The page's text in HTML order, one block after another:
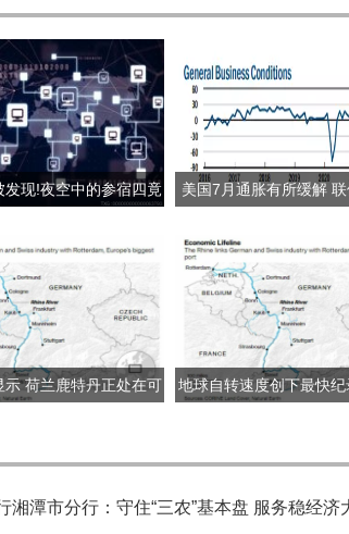
发现!夜空中的参宿四竟
美国7月通胀有所缓解
示 荷兰鹿特丹正处在可
地球自转速度创下最快
湘潭市分行：守住“三农”基本盘 服务稳经济